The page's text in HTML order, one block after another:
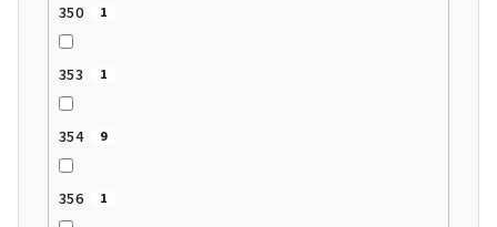
350 1
353 1
354 9
356 1